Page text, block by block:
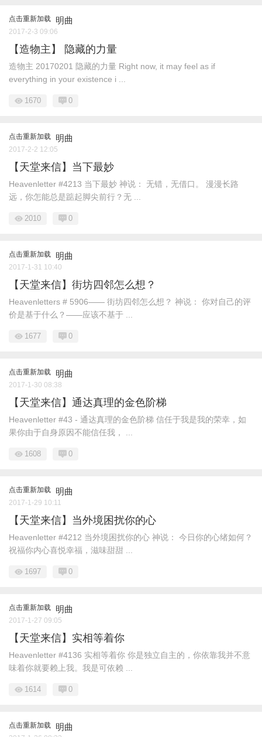
点击重新加载 明曲
2017-2-3 09:06
【造物主】 隐藏的力量
造物主 20170201 隐藏的力量 Right now, it may feel as if
everything in your existence i ...
1670 0
点击重新加载 明曲
2017-2-2 12:05
【天堂来信】当下最妙
Heavenletter #4213 当下最妙 神说： 无错，无借口。 漫漫长路
远，你怎能总是踮起脚尖前行？无 ...
2010 0
点击重新加载 明曲
2017-1-31 10:40
【天堂来信】街坊四邻怎么想？
Heavenletters # 5906—— 街坊四邻怎么想？ 神说： 你对自己的评
价是基于什么？——应该不基于 ...
1677 0
点击重新加载 明曲
2017-1-30 08:38
【天堂来信】通达真理的金色阶梯
Heavenletter #43 - 通达真理的金色阶梯 信任于我是我的荣幸，如
果你由于自身原因不能信任我， ...
1608 0
点击重新加载 明曲
2017-1-29 10:11
【天堂来信】当外境困扰你的心
Heavenletter #4212 当外境困扰你的心 神说： 今日你的心绪如何？
祝福你内心喜悦幸福，滋味甜甜 ...
1697 0
点击重新加载 明曲
2017-1-27 09:05
【天堂来信】实相等着你
Heavenletter #4136 实相等着你 你是独立自主的，你依靠我并不意
味着你就要赖上我。我是可依赖 ...
1614 0
点击重新加载 明曲